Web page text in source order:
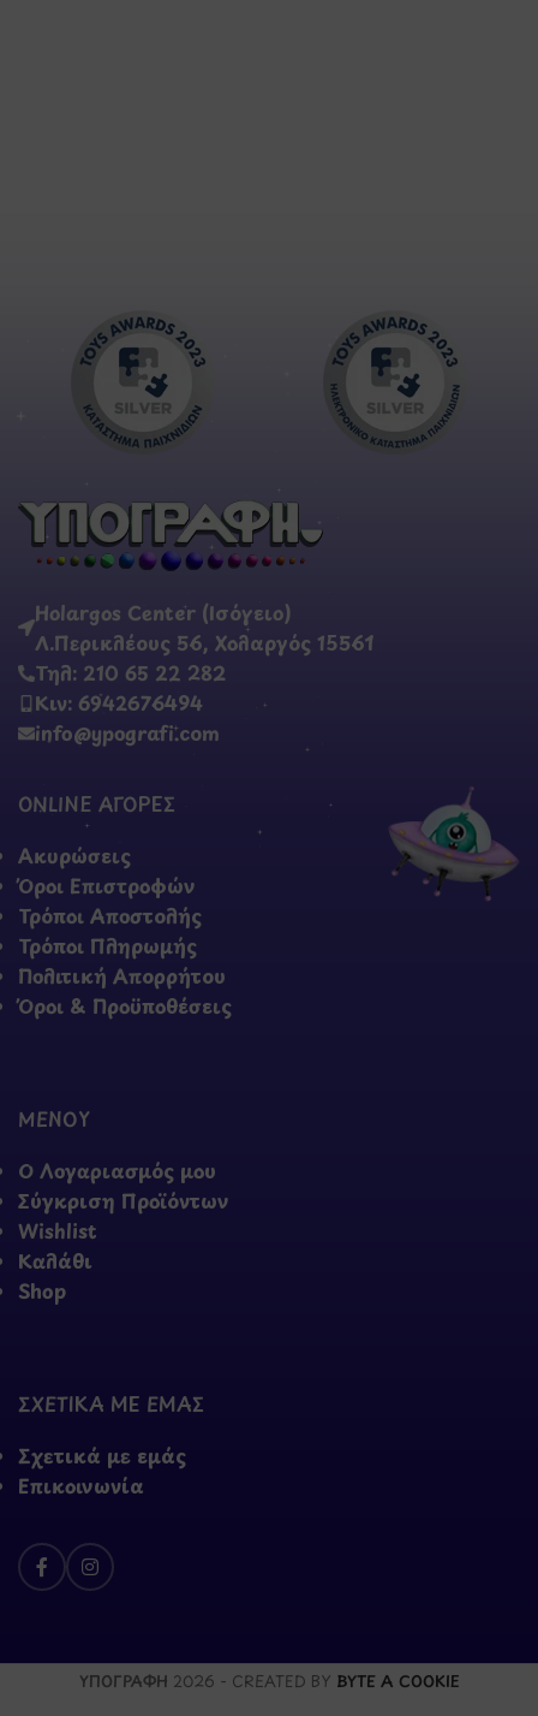
Holargos Center (Ισόγειο)
Λ.Περικλέους 56, Χολαργός 15561
Τηλ: 210 65 22 282
Κιν: 6942676494
info@ypografi.com
ONLINE ΑΓΟΡΕΣ
Ακυρώσεις
Όροι Επιστροφών
Τρόποι Αποστολής
Τρόποι Πληρωμής
Πολιτική Απορρήτου
Όροι & Προϋποθέσεις
ΜΕΝΟΥ
Ο Λογαριασμός μου
Σύγκριση Προϊόντων
Wishlist
Καλάθι
Shop
ΣΧΕΤΙΚΑ ΜΕ ΕΜΑΣ
Σχετικά με εμάς
Επικοινωνία
ΥΠΟΓΡΑΦΗ 2026 - CREATED BY BYTE A COOKIE